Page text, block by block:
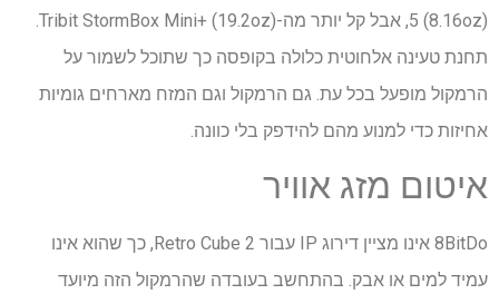
תחנת טעינה אלחוטית כלולה בקופסה כך שתוכל לשמור על
הרמקול מופעל בכל עת. גם הרמקול וגם המזח מארחים גומיות
אחיזות כדי למנוע מהם להידפק בלי כוונה.
איטום מזג אוויר
8BitDo אינו מציין דירוג IP עבור Retro Cube 2, כך שהוא אינו
עמיד למים או אבק. בהתחשב בעובדה שהרמקול הזה מיועד